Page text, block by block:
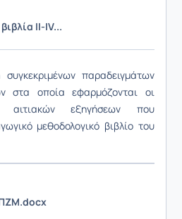
ΙΙ-IV...
παραδειγμάτων
στα οποία εφαρμόζονται οι
αιτιακών εξηγήσεων που
μεθοδολογικό βιβλίο του